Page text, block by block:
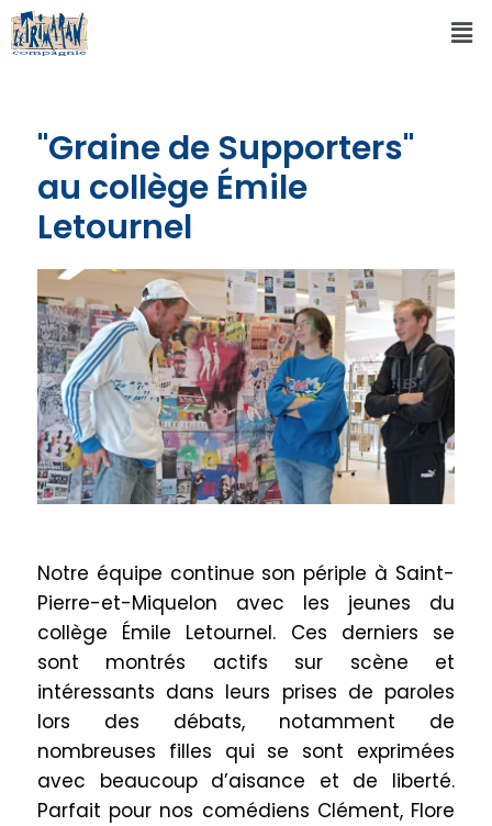
"Graine de Supporters"
au collège Émile
Letournel
Notre équipe continue son périple à Saint-
Pierre-et-Miquelon avec les jeunes du
collège Émile Letournel. Ces derniers se
sont montrés actifs sur scène et
intéressants dans leurs prises de paroles
lors des débats, notamment de
nombreuses filles qui se sont exprimées
avec beaucoup d’aisance et de liberté.
Parfait pour nos comédiens Clément, Flore